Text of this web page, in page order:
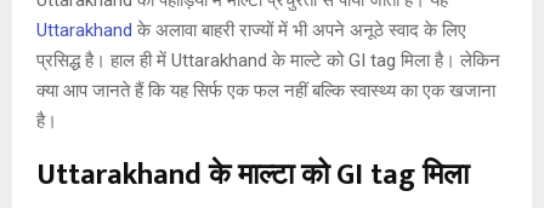
Uttarakhand के अलावा बाहरी राज्यों में भी अपने अनूठे स्वाद के लिए
प्रसिद्ध है। हाल ही में Uttarakhand के माल्टे को GI tag मिला है। लेकिन
क्या आप जानते हैं कि यह सिर्फ एक फल नहीं बल्कि स्वास्थ्य का एक खजाना
है।
Uttarakhand के माल्टा को GI tag मिला